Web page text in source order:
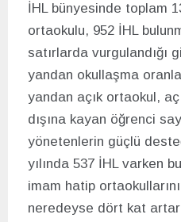
İHL bünyesinde toplam
ortaokulu, 952 İHL
satırlarda vurgulandığı
yandan okullaşma
yandan açık ortaokul,
dışına kayan öğrenci
yönetenlerin güçlü
yılında 537 İHL varken
imam hatip
neredeyse dört kat